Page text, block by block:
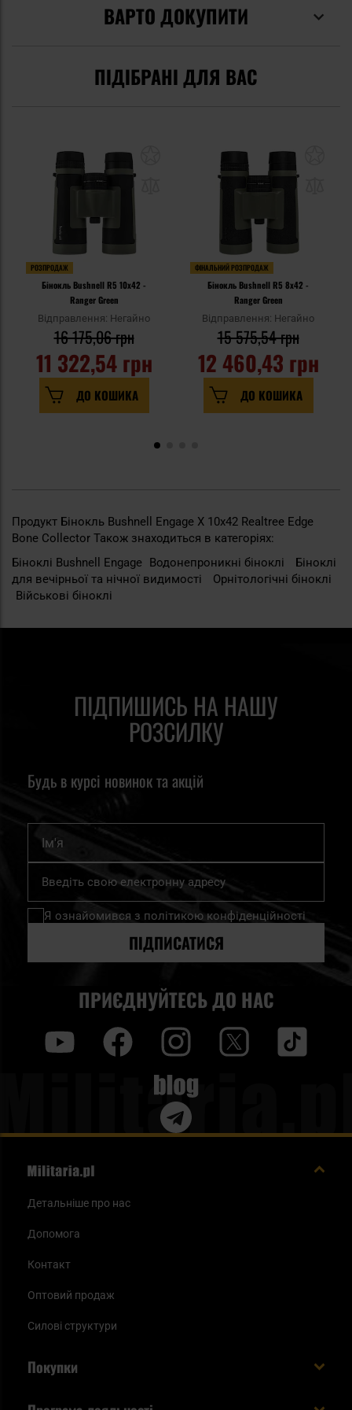
ВАРТО ДОКУПИТИ
ПІДІБРАНІ ДЛЯ ВАС
РОЗПРОДАЖ
Бінокль Bushnell R5 10x42 -
Ranger Green
Відправлення: Негайно
11 322,54 грн
16 175,06 грн
ДО КОШИКА
ФІНАЛЬНИЙ РОЗПРОДАЖ
Бінокль Bushnell R5 8x42 -
Ranger Green
Відправлення: Негайно
12 460,43 грн
15 575,54 грн
ДО КОШИКА
Продукт Бінокль Bushnell Engage X 10x42 Realtree Edge
Bone Collector Також знаходиться в категоріях:
Біноклі Bushnell Engage Водонепроникні біноклі
Біноклі
для вечірньої та нічної видимості
Орнітологічні біноклі
Військові біноклі
ПІДПИШИСЬ НА НАШУ
РОЗСИЛКУ
Будь в курсі новинок та акцій
Підпишіться
нашу
розсилку
Я ознайомився з політикою конфіденційності
ПІДПИСАТИСЯ
ПРИЄДНУЙТЕСЬ ДО НАС
Blog
Детальніше про нас
Допомога
Контакт
Оптовий продаж
Силові структури
Покупки